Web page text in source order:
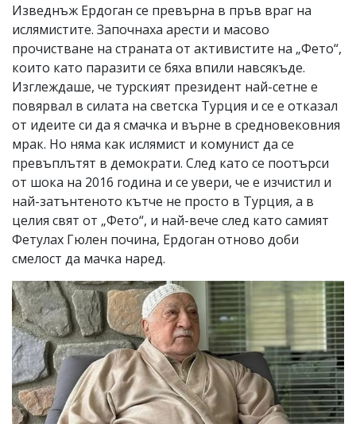
Изведнъж Ердоган се превърна в пръв враг на
ислямистите. Започнаха арести и масово
прочистване на страната от активистите на „Фето“,
които като паразити се бяха впили навсякъде.
Изглеждаше, че турският президент най-сетне е
повярвал в силата на светска Турция и се е отказал
от идеите си да я смачка и върне в средновековния
мрак. Но няма как ислямист и комунист да се
превъплътят в демократи. След като се поотърси
от шока на 2016 година и се увери, че е изчистил и
най-затънтеното кътче не просто в Турция, а в
целия свят от „Фето“, и най-вече след като самият
Фетулах Гюлен почина, Ердоган отново доби
смелост да мачка наред.